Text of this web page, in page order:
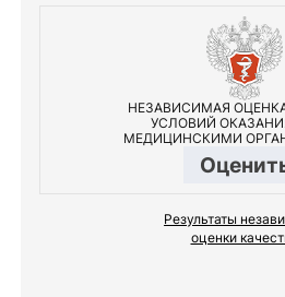
НЕЗАВИСИМАЯ
УСЛОВИЙ
МЕДИЦИНСКИМИ
Результаты
оценки